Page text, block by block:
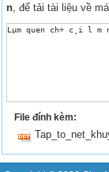
n, để tải tài liệu về
Lµm quen ch÷ c¸i l m
File đính kèm: